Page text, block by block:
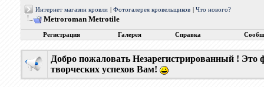
Интернет магазин кровли Фотогалерея кровельщиков Что нового?
Metroroman Metrotile
Регистрация Галерея Справка
Добро пожаловать Незарегистрированный !
творческих успехов Вам!